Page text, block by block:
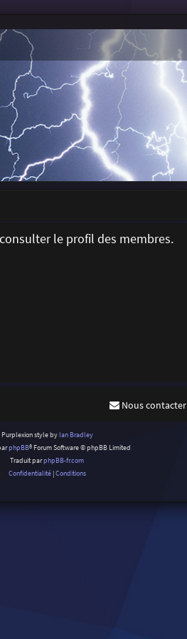
le profil des membres.
Nous contacter
Purplexion style by Ian Bradley
phpBB® Forum Software © phpBB Limited
Traduit parphpBB-fr.com
Confidentialité|Conditions